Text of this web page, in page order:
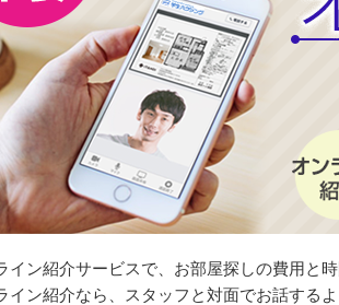
イン紹介サービスで、お部屋探しの費用と
イン紹介なら、スタッフと対面でお話する